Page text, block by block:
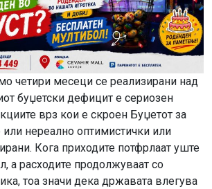
четири месеци се реализирани над
буџетски дефицит е сериозен
врз кои е скроен Буџетот за
нереално оптимистички или
Кога приходите потфрлаат уште
а расходите продолжуваат со
тоа значи дека државата влегува